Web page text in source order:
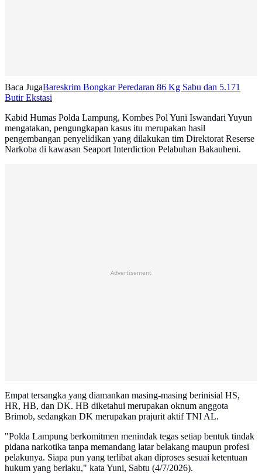
Baca JugaBareskrim Bongkar Peredaran 86 Kg Sabu dan 5.171
Butir Ekstasi
Kabid Humas Polda Lampung, Kombes Pol Yuni Iswandari Yuyun
mengatakan, pengungkapan kasus itu merupakan hasil
pengembangan penyelidikan yang dilakukan tim Direktorat Reserse
Narkoba di kawasan Seaport Interdiction Pelabuhan Bakauheni.
Advertisement
Empat tersangka yang diamankan masing-masing berinisial HS,
HR, HB, dan DK. HB diketahui merupakan oknum anggota
Brimob, sedangkan DK merupakan prajurit aktif TNI AL.
"Polda Lampung berkomitmen menindak tegas setiap bentuk tindak
pidana narkotika tanpa memandang latar belakang maupun profesi
pelakunya. Siapa pun yang terlibat akan diproses sesuai ketentuan
hukum yang berlaku," kata Yuni, Sabtu (4/7/2026).